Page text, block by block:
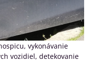
vykonávanie
vozidiel, detekovanie